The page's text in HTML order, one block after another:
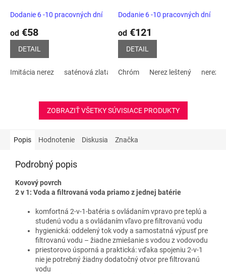
Dodanie 6 -10 pracovných dní
od €58
DETAIL
Imitácia nerez saténová zlatá leštená nerez PVD steel
Dodanie 6 -10 pracovných dní
od €121
DETAIL
Chróm Nerez leštený nerez
ZOBRAZIŤ VŠETKY SÚVISIACE PRODUKTY
Popis Hodnotenie Diskusia Značka
Podrobný popis
Kovový povrch
2 v 1: Voda a filtrovaná voda priamo z jednej batérie
komfortná 2-v-1-batéria s ovládaním vpravo pre teplú a
studenú vodu a s ovládaním vľavo pre filtrovanú vodu
hygienická: oddelený tok vody a samostatná výpusť pre
filtrovanú vodu – žiadne zmiešanie s vodou z vodovodu
priestorovo úsporná a praktická: vďaka spojeniu 2-v-1
nie je potrebný žiadny dodatočný otvor pre filtrovanú
vodu